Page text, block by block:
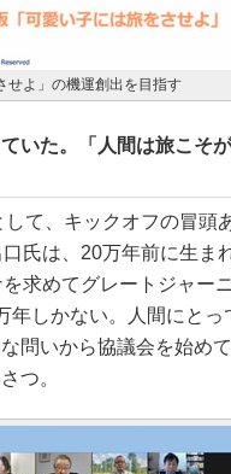
せよ」の機運創出を目指す
いた。「人間は旅こそ
て、キックオフの冒頭
氏は、20万年前に生ま
求めてグレートジャー
年しかない。人間にとっ
問いから協議会を始め
つ。